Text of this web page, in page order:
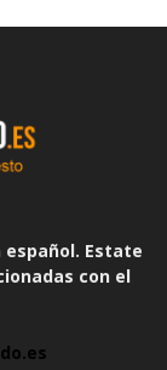
Estate
con el